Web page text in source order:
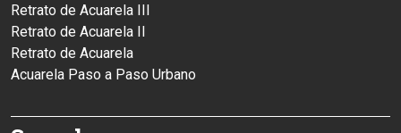
Retrato de Acuarela III
Retrato de Acuarela II
Retrato de Acuarela
Acuarela Paso a Paso Urbano